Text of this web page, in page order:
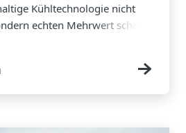
Kühltechnologie nicht
echten Mehrwert schafft.